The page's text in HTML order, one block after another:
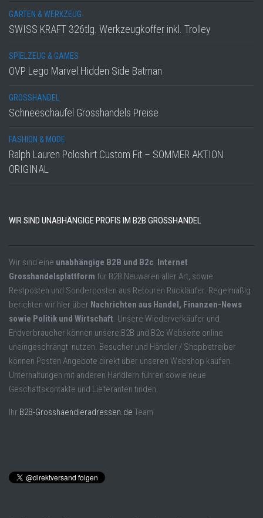
GARTEN & WERKZEUG
SWISS KRAFT 326tlg. Werkzeugkoffer inkl. Trolley
SPIELZEUG & GAMES
OVP Lego Marvel Hidden Side Batman
GROSSHANDEL
Schneeschaufel Grosshandels Preise
FASHION & MODE
Ralph Lauren Poloshirt Custom Fit – SOMMER AKTION
ORIGINAL
WIR SIND UNABHÄNGIGE PROFIS IM B2B GROSSHANDEL
Wir sind eine unabhängige B2B und B2c Internet
Grosshandelsplattform für B2B Neuwaren aller Art, sowie
Restposten und Sonderposten aus Retouren Rückläufer. Regelmäßig
berichten wir hier über Nachrichten aus Handel, Finanzen-News
sowie Politik und Wirtschaft. Unsere Wiederverkäufer und
Endverbraucher können unsere B2B und B2c Webseite online
uneingeschrängt nutzen. Besucher und Händler / Shopbetreiber
können Posten Angebote direkt über unseren Webshop kaufen.
Unterhaltungen mit anderen Händlern führen sowie neue
Geschäftskontakte und Lieferanten finden.
Ihr B2B-Grosshaendleradressen.de Team